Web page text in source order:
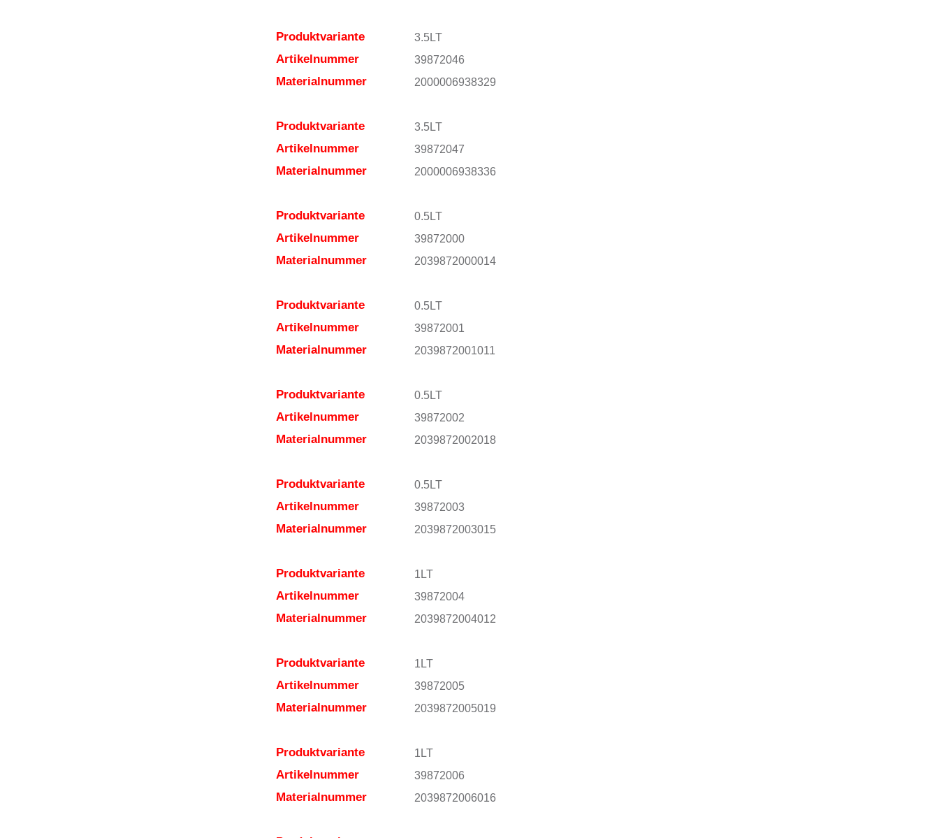
Produktvariante 3.5LT
Artikelnummer 39872046
Materialnummer 2000006938329
Produktvariante 3.5LT
Artikelnummer 39872047
Materialnummer 2000006938336
Produktvariante 0.5LT
Artikelnummer 39872000
Materialnummer 2039872000014
Produktvariante 0.5LT
Artikelnummer 39872001
Materialnummer 2039872001011
Produktvariante 0.5LT
Artikelnummer 39872002
Materialnummer 2039872002018
Produktvariante 0.5LT
Artikelnummer 39872003
Materialnummer 2039872003015
Produktvariante 1LT
Artikelnummer 39872004
Materialnummer 2039872004012
Produktvariante 1LT
Artikelnummer 39872005
Materialnummer 2039872005019
Produktvariante 1LT
Artikelnummer 39872006
Materialnummer 2039872006016